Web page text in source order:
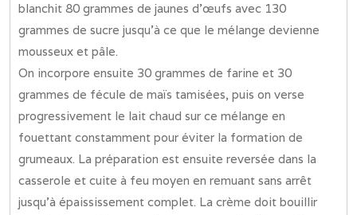
blanchit 80 grammes de jaunes d’œufs avec 130
grammes de sucre jusqu’à ce que le mélange devienne
mousseux et pâle.
On incorpore ensuite 30 grammes de farine et 30
grammes de fécule de maïs tamisées, puis on verse
progressivement le lait chaud sur ce mélange en
fouettant constamment pour éviter la formation de
grumeaux. La préparation est ensuite reversée dans la
casserole et cuite à feu moyen en remuant sans arrêt
jusqu’à épaississement complet. La crème doit bouillir